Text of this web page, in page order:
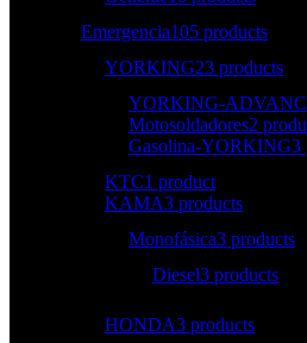
Emergencia105 products
YORKING23 products
YORKING-
Motosoldadores2
Gasolina-YORKING3
KTC1 product
KAMA3 products
Monofásica3 products
Diesel3 products
HONDA3 products